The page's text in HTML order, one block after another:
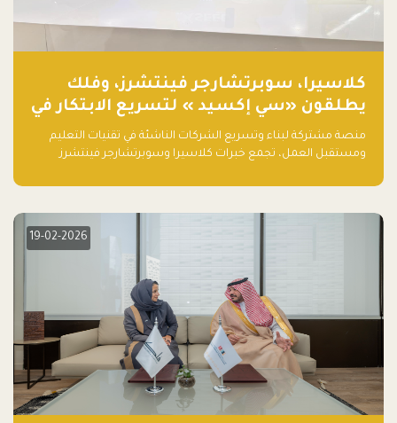
كلاسيرا، سوبرتشارجر فينتشرز، وفلك
يطلقون «سي إكسيد » لتسريع الابتكار في
تقنيات التعليم ومستقبل العمل
منصة مشتركة لبناء وتسريع الشركات الناشئة في تقنيات التعليم
ومستقبل العمل، تجمع خبرات كلاسيرا وسوبرتشارجر فينتشرز
العالمية.
19-02-2026